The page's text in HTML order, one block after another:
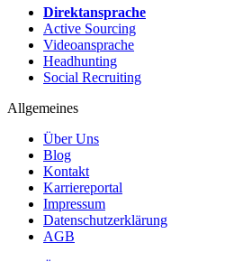
Direktansprache
Active Sourcing
Videoansprache
Headhunting
Social Recruiting
Allgemeines
Über Uns
Blog
Kontakt
Karriereportal
Impressum
Datenschutzerklärung
AGB